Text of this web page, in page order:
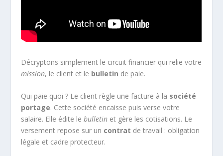
Décryptons simplement le circuit financier qui relie votre
mission, le client et le bulletin de paie.
Qui paie quoi ? Le client règle une facture à la société
portage. Cette société encaisse puis verse votre
salaire. Elle édite lebulletin et gère les cotisations. Le
versement repose sur un contrat de travail : obligation
légale et cadre protecteur.